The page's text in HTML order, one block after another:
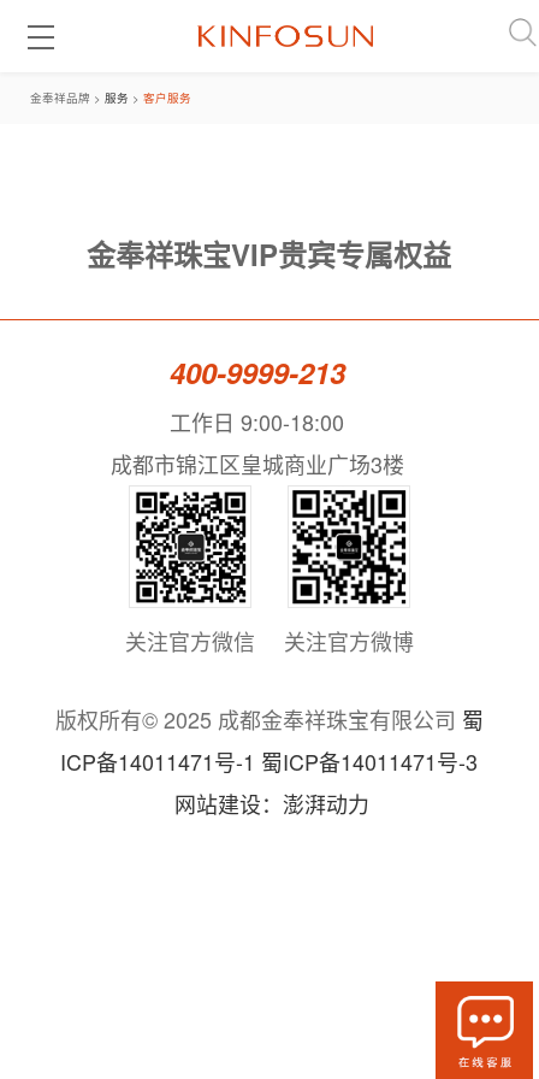
金奉祥品牌 > 服务 > 客户服务
金奉祥珠宝VIP贵宾专属权益
400-9999-213
工作日 9:00-18:00
成都市锦江区皇城商业广场3楼
关注官方微信 关注官方微博
版权所有© 2025 成都金奉祥珠宝有限公司 蜀
ICP备14011471号-1 蜀ICP备14011471号-3
网站建设：澎湃动力